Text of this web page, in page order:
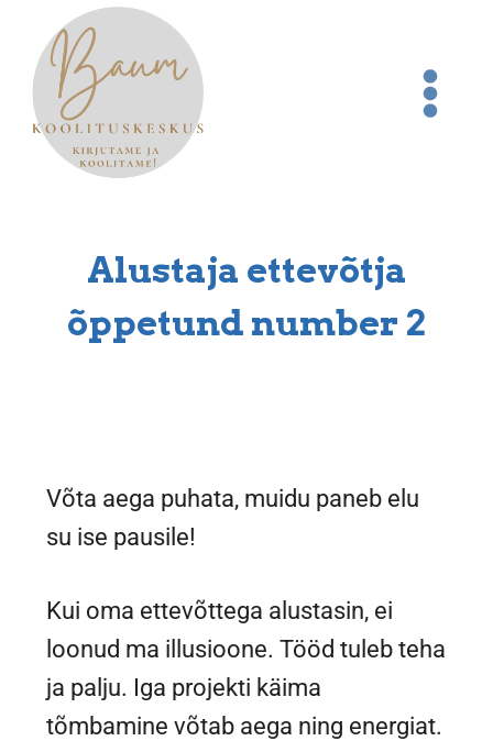
Alustaja ettevõtja
õppetund number 2
Võta aega puhata, muidu paneb elu
su ise pausile!
Kui oma ettevõttega alustasin, ei
loonud ma illusioone. Tööd tuleb teha
ja palju. Iga projekti käima
tõmbamine võtab aega ning energiat.